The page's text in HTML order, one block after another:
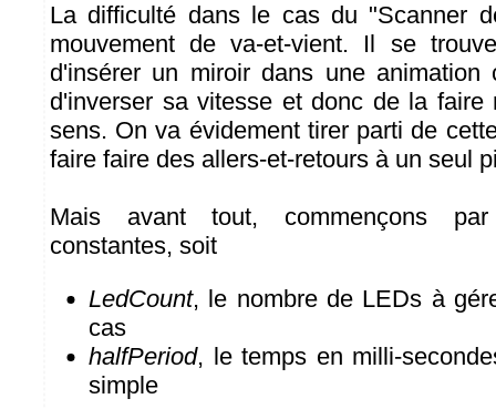
La difficulté dans le cas du "Scanner
mouvement de va-et-vient. Il se
d'insérer un miroir dans une
d'inverser sa vitesse et donc de la faire
sens. On va évidement tirer parti de
faire faire des allers-et-retours à un seul
Mais avant tout, commençons
constantes, soit
LedCount, le nombre de LEDs à
cas
halfPeriod, le temps en milli-
simple